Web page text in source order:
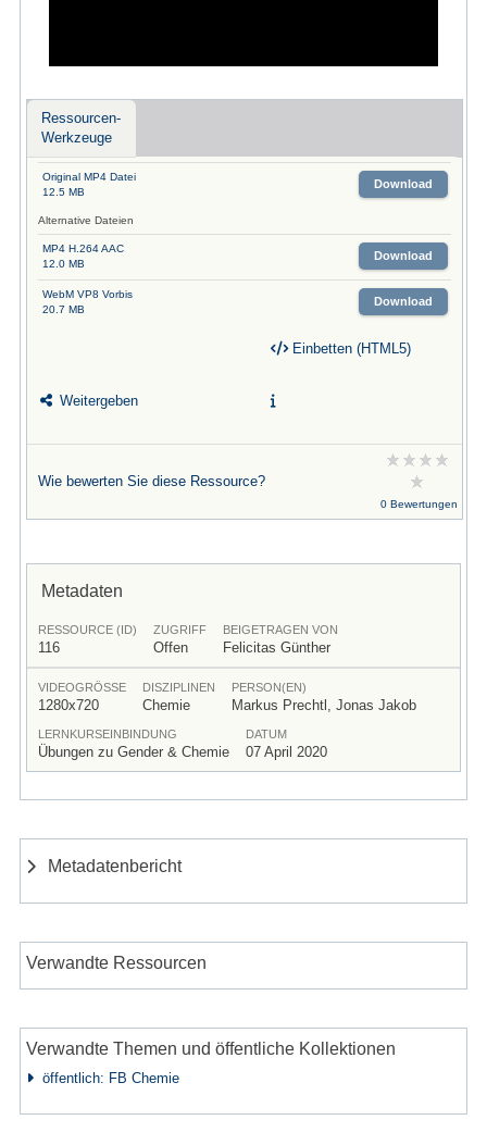
Ressourcen-
Werkzeuge
Original MP4 Datei
12.5 MB
Download
Alternative Dateien
MP4 H.264 AAC
12.0 MB
Download
WebM VP8 Vorbis
20.7 MB
Download
Weitergeben
Einbetten (HTML5)
Wie bewerten Sie diese Ressource?
0 Bewertungen
Metadaten
RESSOURCE (ID)
116
ZUGRIFF
Offen
BEIGETRAGEN VON
Felicitas Günther
VIDEOGRÖSSE
1280x720
DISZIPLINEN
Chemie
PERSON(EN)
Markus Prechtl, Jonas Jakob
LERNKURSEINBINDUNG
Übungen zu Gender & Chemie
DATUM
07 April 2020
Metadatenbericht
Verwandte Ressourcen
Verwandte Themen und öffentliche Kollektionen
öffentlich: FB Chemie